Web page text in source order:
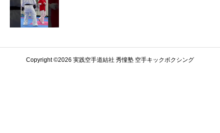
Copyright ©️2026 実践空手道結社 秀憧塾 空手キックボクシング